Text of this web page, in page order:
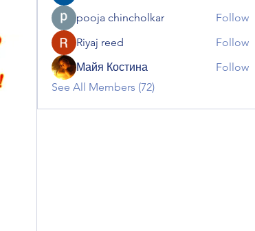
pooja chincholkar
Follow
Riyaj reed
Follow
Майя Костина
Follow
See All Members (72)